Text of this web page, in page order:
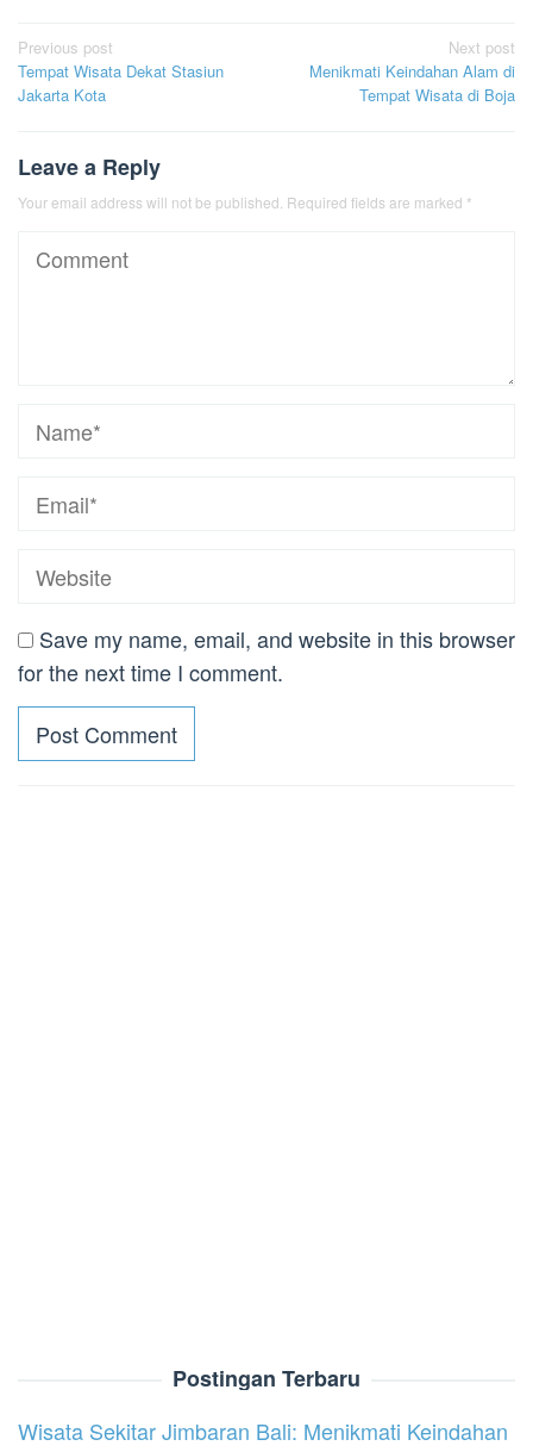
Post
navigation
Previous post
Tempat Wisata Dekat Stasiun
Jakarta Kota
Next post
Menikmati Keindahan Alam di
Tempat Wisata di Boja
Leave a Reply
Your email address will not be published. Required fields are marked *
Save my name, email, and website in this browser
for the next time I comment.
Postingan Terbaru
Wisata Sekitar Jimbaran Bali: Menikmati Keindahan